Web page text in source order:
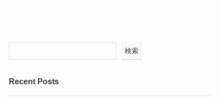
検索
Recent Posts